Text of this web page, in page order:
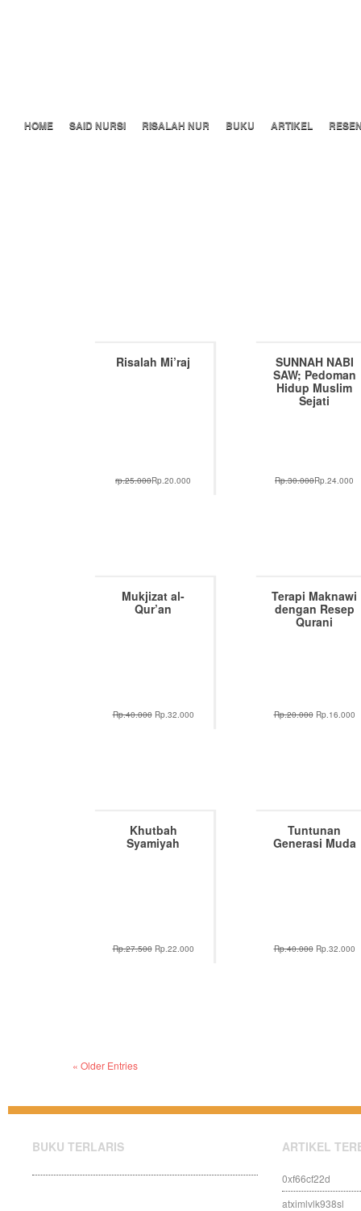
HOME SAID NURSI RISALAH NUR BUKU ARTIKEL
Risalah Mi’raj
rp.25.000Rp.20.000
SUNNAH NABI
SAW; Pedoman
Hidup Muslim
Sejati
Rp.30.000Rp.24.000
Mukjizat al-
Qur’an
Rp.40.000Rp.32.000
Terapi Maknawi
dengan Resep
Qurani
Rp.20.000Rp.16.000
Khutbah
Syamiyah
Rp.27.500Rp.22.000
Tuntunan
Generasi Muda
Rp.40.000Rp.32.000
« Older Entries
BUKU TERLARIS ARTIKEL
0xf66cf22d
atximlvlk938sl